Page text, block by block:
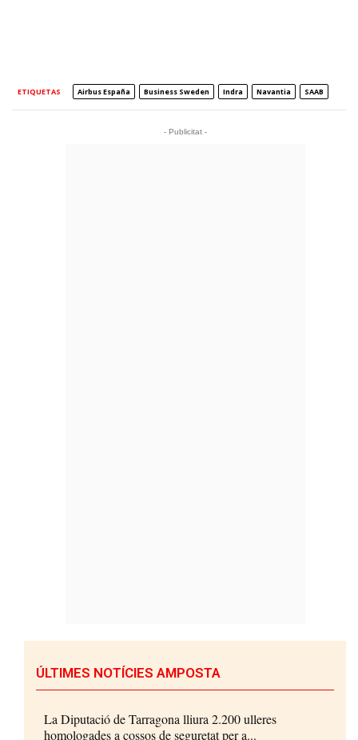
ETIQUETAS Airbus España Business Sweden Indra Navantia SAAB
- Publicitat -
ÚLTIMES NOTÍCIES AMPOSTA
La Diputació de Tarragona lliura 2.200 ulleres
homologades a cossos de seguretat per a...